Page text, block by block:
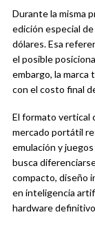
Durante la misma
edición especial
dólares. Esa
el posible
embargo, la marca
con el costo final
El formato vertical
mercado portátil
emulación y
busca
compacto, diseño
en inteligencia
hardware